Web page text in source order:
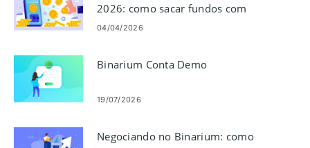
2026: como sacar fundos com
segurança
04/04/2026
Binarium Conta Demo
19/07/2026
Negociando no Binarium: como